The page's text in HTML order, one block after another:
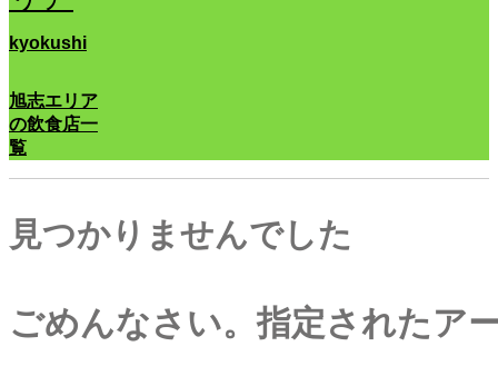
kyokushi
旭志エリア
の飲食店一
覧
見つかりませんでした
ごめんなさい。指定されたア